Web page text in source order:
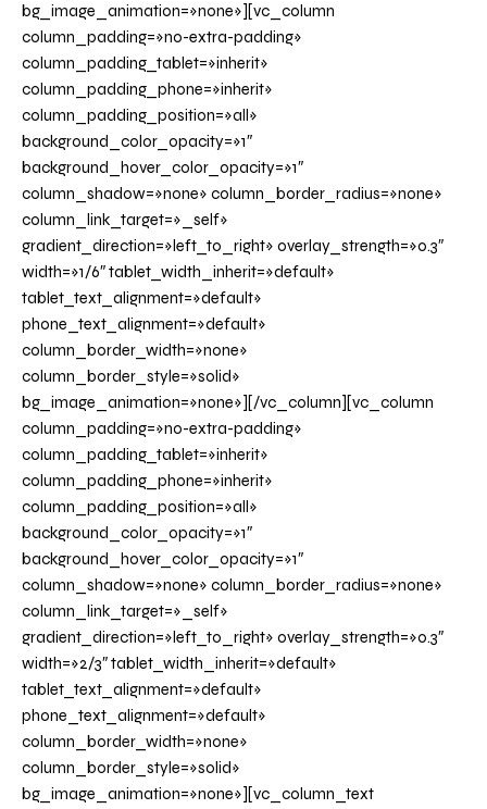
bg_image_animation=»none»][vc_column
column_padding=»no-extra-padding»
column_padding_tablet=»inherit»
column_padding_phone=»inherit»
column_padding_position=»all»
background_color_opacity=»1″
background_hover_color_opacity=»1″
column_shadow=»none» column_border_radius=»none»
column_link_target=»_self»
gradient_direction=»left_to_right» overlay_strength=»0.3″
width=»1/6″ tablet_width_inherit=»default»
tablet_text_alignment=»default»
phone_text_alignment=»default»
column_border_width=»none»
column_border_style=»solid»
bg_image_animation=»none»][/vc_column][vc_column
column_padding=»no-extra-padding»
column_padding_tablet=»inherit»
column_padding_phone=»inherit»
column_padding_position=»all»
background_color_opacity=»1″
background_hover_color_opacity=»1″
column_shadow=»none» column_border_radius=»none»
column_link_target=»_self»
gradient_direction=»left_to_right» overlay_strength=»0.3″
width=»2/3″ tablet_width_inherit=»default»
tablet_text_alignment=»default»
phone_text_alignment=»default»
column_border_width=»none»
column_border_style=»solid»
bg_image_animation=»none»][vc_column_text